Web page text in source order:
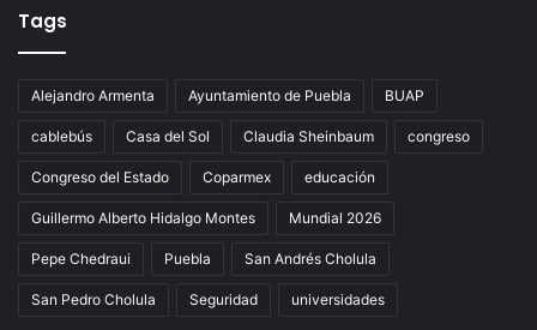
Tags
Alejandro Armenta Ayuntamiento de Puebla BUAP
cablebús Casa del Sol Claudia Sheinbaum congreso
Congreso del Estado Coparmex educación
Guillermo Alberto Hidalgo Montes Mundial 2026
Pepe Chedraui Puebla San Andrés Cholula
San Pedro Cholula Seguridad universidades